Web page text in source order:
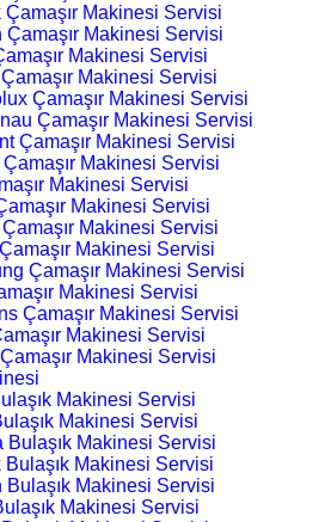
Makinesi Servisi
Çamaşır Makinesi Servisi
Makinesi Servisi
Makinesi Servisi
Çamaşır Makinesi Servisi
Çamaşır Makinesi Servisi
Çamaşır Makinesi Servisi
Çamaşır Makinesi Servisi
Makinesi Servisi
Makinesi Servisi
Makinesi Servisi
Makinesi Servisi
Çamaşır Makinesi Servisi
Makinesi Servisi
Çamaşır Makinesi Servisi
Makinesi Servisi
Makinesi Servisi
Makinesi Servisi
Makinesi Servisi
Bulaşık Makinesi Servisi
Makinesi Servisi
Bulaşık Makinesi Servisi
Makinesi Servisi